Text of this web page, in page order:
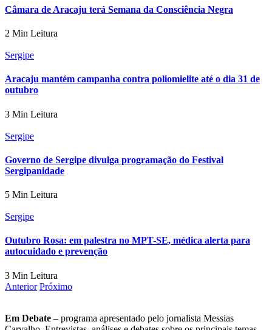
Câmara de Aracaju terá Semana da Consciência Negra
2 Min Leitura
Sergipe
Aracaju mantém campanha contra poliomielite até o dia 31 de
outubro
3 Min Leitura
Sergipe
Governo de Sergipe divulga programação do Festival
Sergipanidade
5 Min Leitura
Sergipe
Outubro Rosa: em palestra no MPT-SE, médica alerta para
autocuidado e prevenção
3 Min Leitura
Anterior Próximo
Em Debate – programa apresentado pelo jornalista Messias